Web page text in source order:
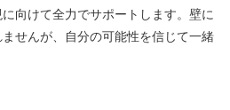
向けて全力でサポートします。壁に
せんが、自分の可能性を信じて一緒